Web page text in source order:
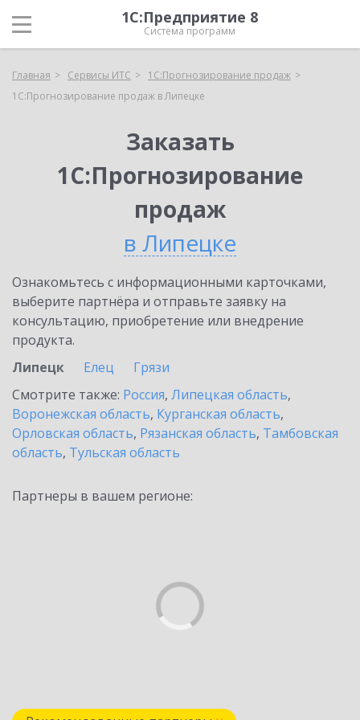
1С:Предприятие 8
Система программ
Главная Сервисы ИТС
1С:Прогнозирование продаж
1С:Прогнозирование продаж в Липецке
Заказать
1С:Прогнозирование
продаж
в Липецке
Ознакомьтесь с информационными карточками,
выберите партнёра и отправьте заявку на
консультацию, приобретение или внедрение
продукта.
Липецк
Елец
Грязи
Смотрите также: Россия, Липецкая область,
Воронежская область, Курганская область,
Орловская область, Рязанская область, Тамбовская
область, Тульская область
Партнеры в вашем регионе: